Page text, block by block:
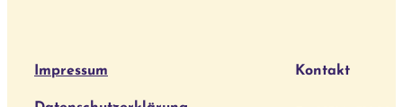
Impressum Kontakt